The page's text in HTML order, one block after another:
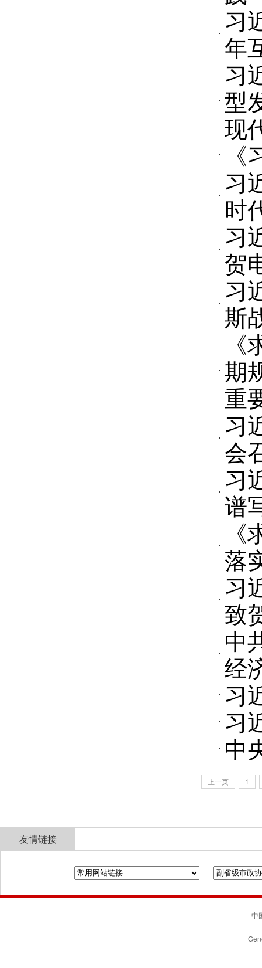
习
年
习
型
现
习
时
习
贺
习
斯
期
重
习
会
习
谱
落
习
致
中
经
习
习
中
上一页 1
友情链接
中